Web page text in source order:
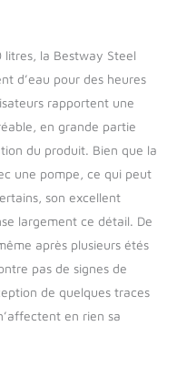
la Bestway Steel
d’eau pour des heures
rapportent une
en grande partie
du produit. Bien que la
une pompe, ce qui peut
son excellent
largement ce détail. De
après plusieurs étés
pas de signes de
de quelques traces
en rien sa